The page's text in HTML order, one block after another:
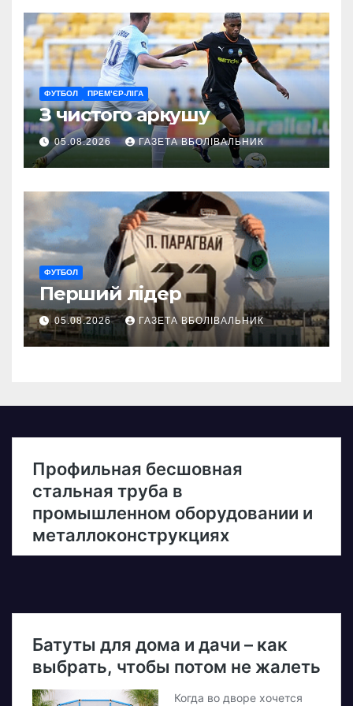
ФУТБОЛ ПРЕМ’ЄР-ЛІГА
З чистого аркушу
05.08.2026 ГАЗЕТА ВБОЛІВАЛЬНИК
ФУТБОЛ
Перший лідер
05.08.2026 ГАЗЕТА ВБОЛІВАЛЬНИК